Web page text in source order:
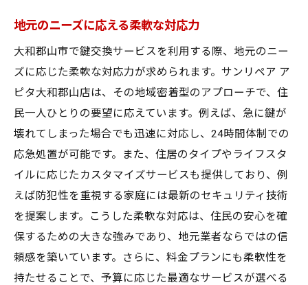
地元のニーズに応える柔軟な対応力
大和郡山市で鍵交換サービスを利用する際、地元のニー
ズに応じた柔軟な対応力が求められます。サンリペア ア
ピタ大和郡山店は、その地域密着型のアプローチで、住
民一人ひとりの要望に応えています。例えば、急に鍵が
壊れてしまった場合でも迅速に対応し、24時間体制での
応急処置が可能です。また、住居のタイプやライフスタ
イルに応じたカスタマイズサービスも提供しており、例
えば防犯性を重視する家庭には最新のセキュリティ技術
を提案します。こうした柔軟な対応は、住民の安心を確
保するための大きな強みであり、地元業者ならではの信
頼感を築いています。さらに、料金プランにも柔軟性を
持たせることで、予算に応じた最適なサービスが選べる